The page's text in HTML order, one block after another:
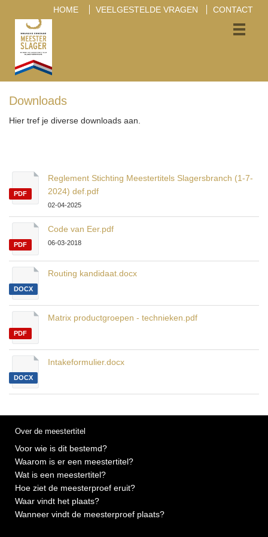
HOME VEELGESTELDE VRAGEN CONTACT
Downloads
Hier tref je diverse downloads aan.
PDF
Reglement Stichting Meestertitels Slagersbranch (1-7-
2024) def.pdf
02-04-2025
PDF
Code van Eer.pdf
06-03-2018
DOCX
Routing kandidaat.docx
PDF
Matrix productgroepen - technieken.pdf
DOCX
Intakeformulier.docx
Over de meestertitel
Voor wie is dit bestemd?
Waarom is er een meestertitel?
Wat is een meestertitel?
Hoe ziet de meesterproef eruit?
Waar vindt het plaats?
Wanneer vindt de meesterproef plaats?